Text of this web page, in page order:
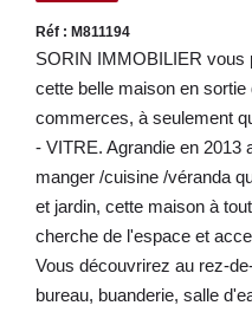
Réf : M811194
SORIN IMMOBILIER vous
cette belle maison en
commerces, à seulement
- VITRE. Agrandie en 2013
manger /cuisine /véranda
et jardin, cette maison à
cherche de l'espace et
Vous découvrirez au rez-
bureau, buanderie, salle